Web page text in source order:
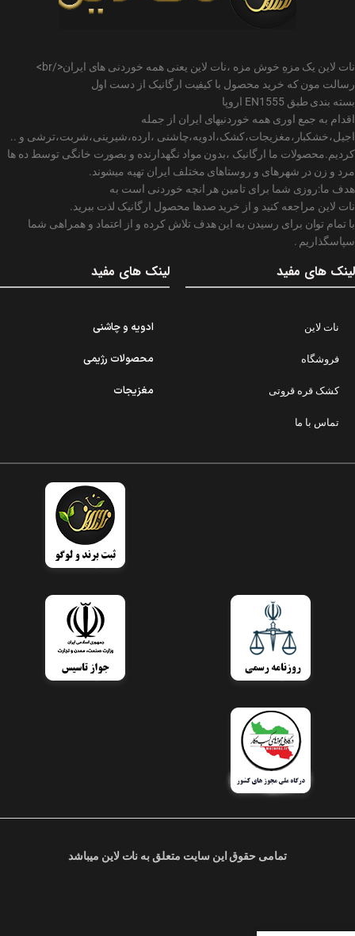
نات لاین یک مزهِ خوش مزه ،نات لاین یعنی همه خوردنی های ایران</br>
رسالت مون که خرید محصول با کیفیت ارگانیک از دست اول
بسته بندی طبق EN1555 اروپا
اقدام به جمع اوری همه خوردنیهای ایران از جمله
اجیل،خشکبار،مغزیجات،کشک،ادویه،چاشنی ،ارده،شیرینی،شربت،ترشی و ..
کردیم.محصولات ما ارگانیک ،بدون مواد نگهدارنده و بصورت خانگی توسط ده ها
مرد و زن در شهرهای و روستاهای مختلف ایران تهیه میشوند.
هدف ما:روزی شما برای تامین هر انچه خوردنی است به
نات لاین مراجعه کنید و از خرید صدها محصول ارگانیک لذت ببرید.
با تمام توان برای رسیدن به این هدف تلاش کرده و از اعتماد و همراهی شما
سپاسگذاریم .
لینک های مفید
نات لاین
فروشگاه
کشک قره قروتی
تماس با ما
لینک های مفید
ادویه و چاشنی
محصولات رژیمی
مغزیجات
تمامی حقوق این سایت متعلق به نات لاین میباشد